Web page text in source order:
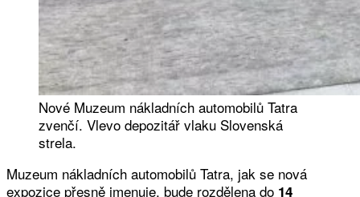
Nové Muzeum nákladních automobilů Tatra
zvenčí. Vlevo depozitář vlaku Slovenská
strela.
Muzeum nákladních automobilů Tatra, jak se nová
expozice přesně jmenuje, bude rozdělena do 14